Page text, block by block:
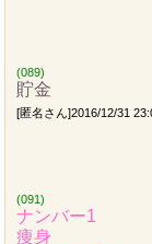
(089)
貯金
[匿名さん]2016/12/31
(091)
ナンバー1
痩身